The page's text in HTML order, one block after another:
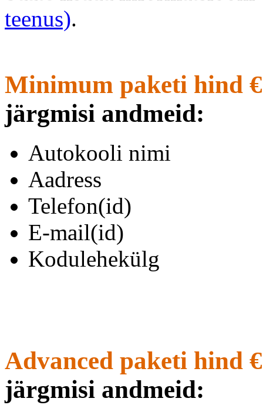
teenus).
Minimum paketi hind
järgmisi andmeid:
Autokooli nimi
Aadress
Telefon(id)
E-mail(id)
Kodulehekülg
Advanced paketi hind
järgmisi andmeid: